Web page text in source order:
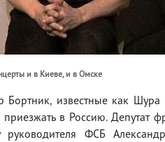
и в Киеве, и в Омске
Бортник, известные как
в Россию. Депутат
ФСБ